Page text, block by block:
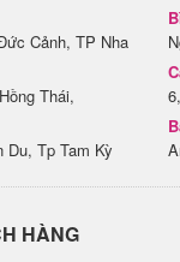
Cảnh, TP Nha
Thái,
Du, Tp Tam Kỳ
HÀNG